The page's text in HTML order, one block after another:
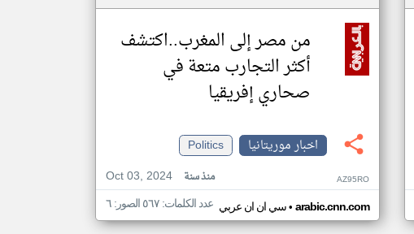
من مصر إلى المغرب..اكتشف
أكثر التجارب متعة في
صحاري إفريقيا
اخبار موريتانيا
Politics
Oct 03, 2024
منذ سنة AZ95RO
سي ان ان عربي• arabic.cnn.com عدد الكلمات: ٥٦٧ الصور: ٦